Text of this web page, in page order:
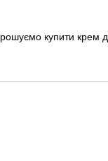
купити